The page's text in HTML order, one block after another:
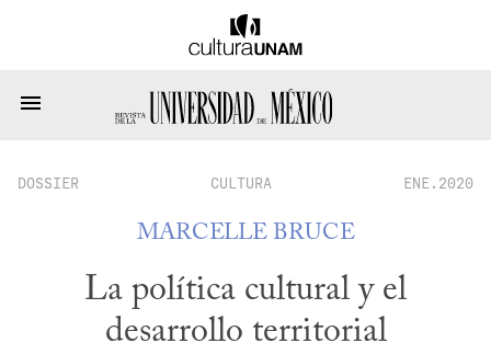
DOSSIER CULTURA ENE.2020
MARCELLE BRUCE
La política cultural y el
desarrollo territorial